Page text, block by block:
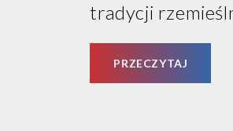
tradycji
PRZECZYTAJ